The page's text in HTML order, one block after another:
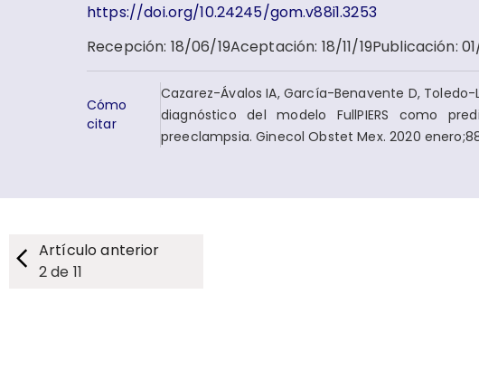
https://doi.org/10.24245/gom.v88i1.3253
Recepción: 18/06/19Aceptación: 18/11/19Publicación:
Cómo
citar
Cazarez-Ávalos IA, García-Benavente D,
diagnóstico del modelo FullPIERS como
preeclampsia. Ginecol Obstet Mex. 2020
Artículo anterior
2de 11